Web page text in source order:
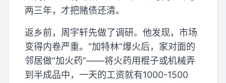
两三年，才把赌债还清。
返乡前，周宇轩先做了调研。他发现，市场
变得内卷严重。“加特林”爆火后，家对面的
邻居做“加火药”——将火药用棍子或机械弄
到半成品中，一天的工资就有1000-1500